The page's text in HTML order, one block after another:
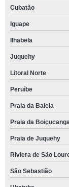
Cubatão
Iguape
Ilhabela
Juquehy
Litoral Norte
Peruíbe
Praia da Baleia
Praia da
Praia de Juquehy
Riviera de São
São Sebastião